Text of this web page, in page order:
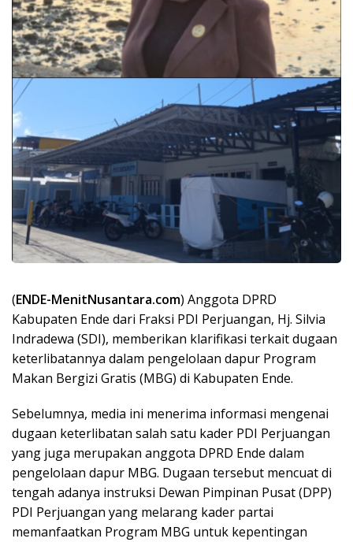
(ENDE-MenitNusantara.com) Anggota DPRD
Kabupaten Ende dari Fraksi PDI Perjuangan, Hj. Silvia
Indradewa (SDI), memberikan klarifikasi terkait dugaan
keterlibatannya dalam pengelolaan dapur Program
Makan Bergizi Gratis (MBG) di Kabupaten Ende.
Sebelumnya, media ini menerima informasi mengenai
dugaan keterlibatan salah satu kader PDI Perjuangan
yang juga merupakan anggota DPRD Ende dalam
pengelolaan dapur MBG. Dugaan tersebut mencuat di
tengah adanya instruksi Dewan Pimpinan Pusat (DPP)
PDI Perjuangan yang melarang kader partai
memanfaatkan Program MBG untuk kepentingan